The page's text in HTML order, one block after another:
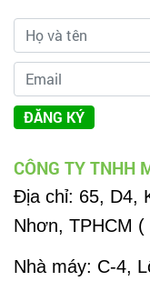
ĐĂNG KÝ
CÔNG TY TNHH
Địa chỉ: 65, D4,
Nhơn, TPHCM
Nhà máy: C-4,